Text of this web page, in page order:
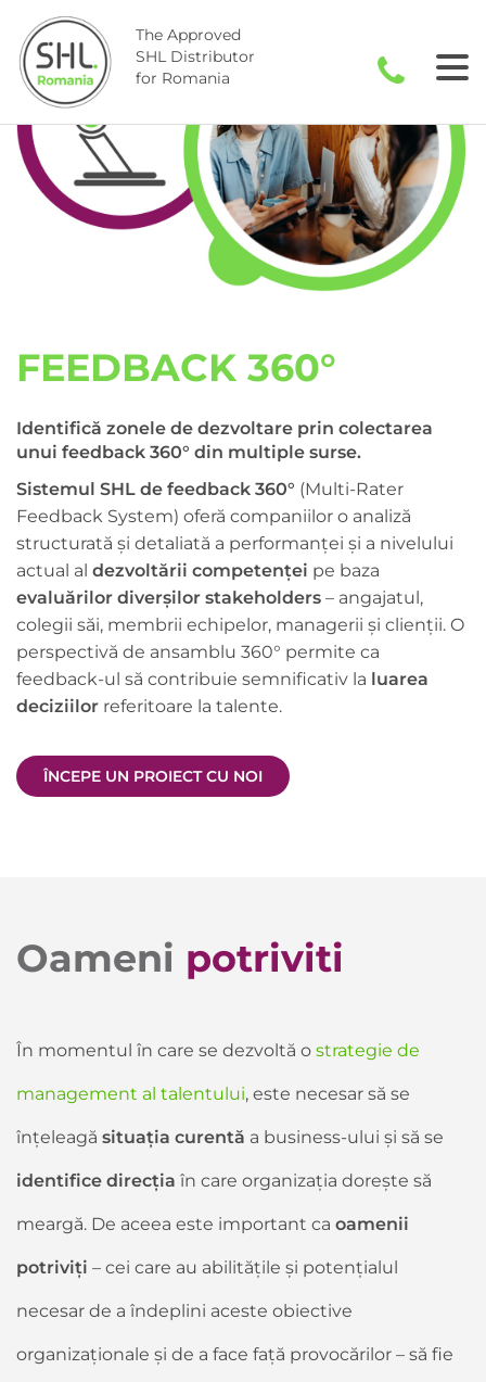
content
The Approved
SHL Distributor
for Romania
FEEDBACK 360°
Identifică zonele de dezvoltare prin colectarea
unui feedback 360° din multiple surse.
Sistemul SHL de feedback 360° (Multi-Rater
Feedback System) oferă companiilor o analiză
structurată și detaliată a performanței și a nivelului
actual al dezvoltării competenței pe baza
evaluărilor diverșilor stakeholders – angajatul,
colegii săi, membrii echipelor, managerii și clienții. O
perspectivă de ansamblu 360° permite ca
feedback-ul să contribuie semnificativ la luarea
deciziilor referitoare la talente.
ÎNCEPE UN PROIECT CU NOI
Oameni potriviti
În momentul în care se dezvoltă o strategie de
management al talentului, este necesar să se
înțeleagă situația curentă a business-ului și să se
identifice direcția în care organizația dorește să
meargă. De aceea este important ca oamenii
potriviți – cei care au abilitățile și potențialul
necesar de a îndeplini aceste obiective
organizaționale și de a face față provocărilor – să fie